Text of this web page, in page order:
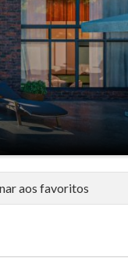
aos favoritos